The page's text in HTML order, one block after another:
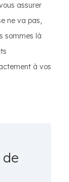
assurer
ne va pas,
sommes là
à vos